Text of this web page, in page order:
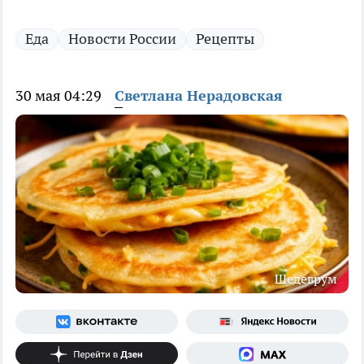
Еда Новости России Рецепты
30 мая 04:29 Светлана Нерадовская
Шедеврум